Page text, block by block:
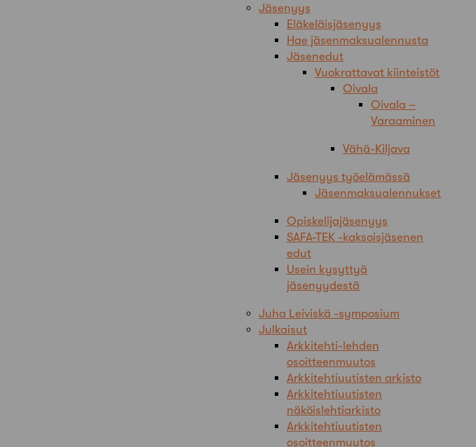
Jäsenyys
Eläkeläisjäsenyys
Hae jäsenmaksualennusta
Jäsenedut
Vuokrattavat kiinteistöt
Oivala
Oivala –
Varaaminen
Vähä-Kiljava
Jäsenyys työelämässä
Jäsenmaksualennukset
Opiskelijajäsenyys
SAFA-TEK -kaksoisjäsenen
edut
Usein kysyttyä
jäsenyydestä
Juha Leiviskä -symposium
Julkaisut
Arkkitehti-lehden
osoitteenmuutos
Arkkitehtiuutisten arkisto
Arkkitehtiuutisten
näköislehtiarkisto
Arkkitehtiuutisten
osoitteenmuutos